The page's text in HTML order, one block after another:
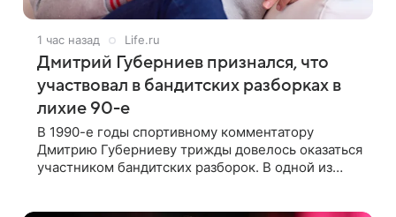
1 час назад Life.ru
Дмитрий Губерниев признался, что
участвовал в бандитских разборках в
лихие 90-е
В 1990-е годы спортивному комментатору
Дмитрию Губерниеву трижды довелось оказаться
участником бандитских разборок. В одной из